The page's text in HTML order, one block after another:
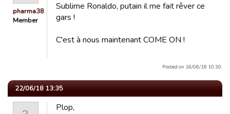
pharma38
Member
Sublime Ronaldo, putain il me fait rêver ce
gars !
C'est à nous maintenant COME ON !
Posted on 16/06/18 10:30.
22/06/18 13:35
Plop,